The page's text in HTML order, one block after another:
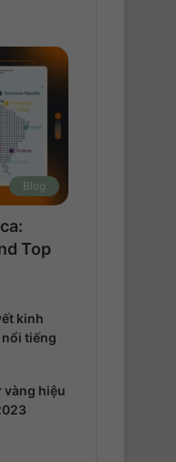
Blog
Top
kinh
tiếng
vàng hiệu